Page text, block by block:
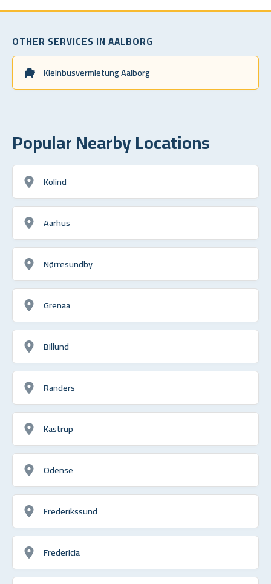
OTHER SERVICES IN AALBORG
Kleinbusvermietung Aalborg
Popular Nearby Locations
Kolind
Aarhus
Nørresundby
Grenaa
Billund
Randers
Kastrup
Odense
Frederikssund
Fredericia